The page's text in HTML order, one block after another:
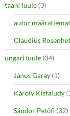
taani luule (3)
autor
Claudius
ungari luule (34)
János Garay (1)
Károly Kisfaludy
Sándor Petőfi (32)